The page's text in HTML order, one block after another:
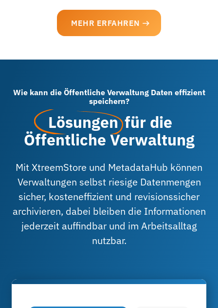
MEHR ERFAHREN
Wie kann die Öffentliche Verwaltung Daten effizient
speichern?
Lösungenfür die
Öffentliche Verwaltung
Mit XtreemStore und MetadataHub können
Verwaltungen selbst riesige Datenmengen
sicher, kosteneffizient und revisionssicher
archivieren, dabei bleiben die Informationen
jederzeit auffindbar und im Arbeitsalltag
nutzbar.